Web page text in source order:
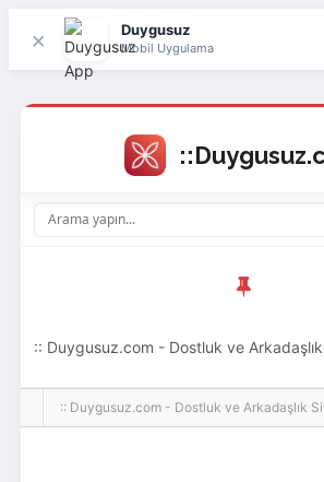
× Duygusuz
Mobil Uygulama
:: Duygusuz.com - Dostluk ve
hoş geldin ziyaretçi! Aramıza
:: Duygusuz.com - Dostluk ve Arkadaşlık